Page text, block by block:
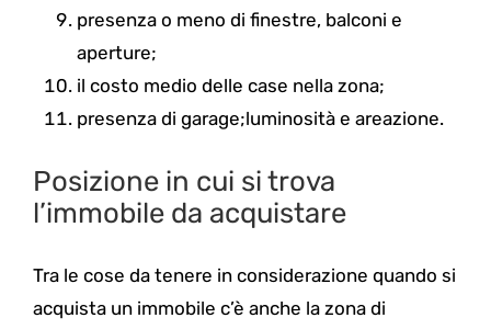
presenza o meno di finestre, balconi e
aperture;
il costo medio delle case nella zona;
presenza di garage;luminosità e areazione.
Posizione in cui si trova
l’immobile da acquistare
Tra le cose da tenere in considerazione quando si
acquista un immobile c’è anche la zona di